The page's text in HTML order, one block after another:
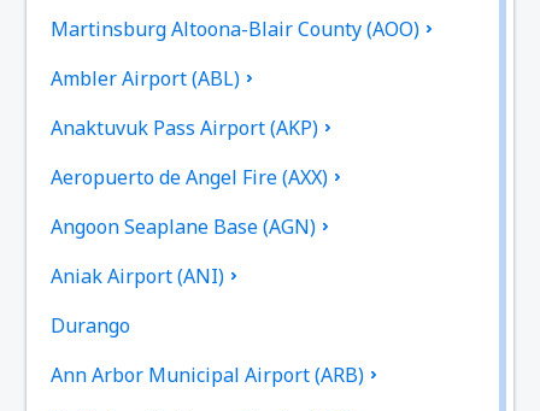
Martinsburg Altoona-Blair County (AOO)
Ambler Airport (ABL)
Anaktuvuk Pass Airport (AKP)
Aeropuerto de Angel Fire (AXX)
Angoon Seaplane Base (AGN)
Aniak Airport (ANI)
Durango
Ann Arbor Municipal Airport (ARB)